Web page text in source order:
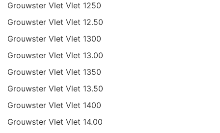
Grouwster Vlet Vlet 1250
Grouwster Vlet Vlet 12.50
Grouwster Vlet Vlet 1300
Grouwster Vlet Vlet 13.00
Grouwster Vlet Vlet 1350
Grouwster Vlet Vlet 13.50
Grouwster Vlet Vlet 1400
Grouwster Vlet Vlet 14.00